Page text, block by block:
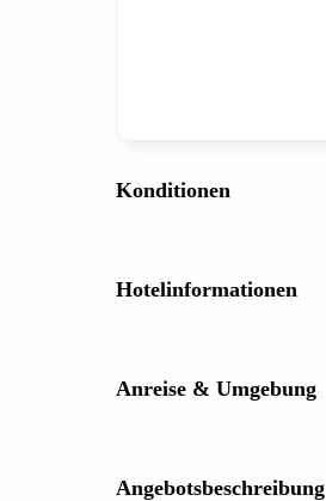
Konditionen
Hotelinformationen
Anreise & Umgebung
Angebotsbeschreibung